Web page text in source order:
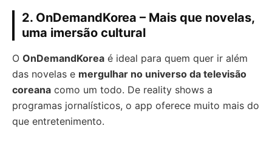
2. OnDemandKorea – Mais que novelas,
uma imersão cultural
O OnDemandKorea é ideal para quem quer ir além
das novelas e mergulhar no universo da televisão
coreana como um todo. De reality shows a
programas jornalísticos, o app oferece muito mais do
que entretenimento.